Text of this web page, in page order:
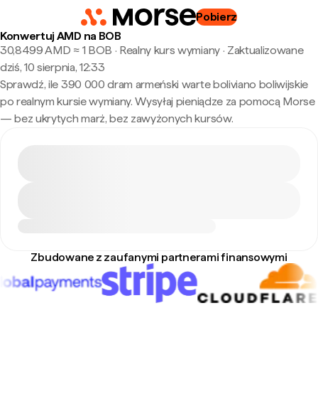
Pobierz
Konwertuj AMD na BOB
30,8499 AMD ≈ 1 BOB · Realny kurs wymiany· Zaktualizowane
dziś, 10 sierpnia, 12:33
Sprawdź, ile 390 000 dram armeński warte boliviano boliwijskie
po realnym kursie wymiany. Wysyłaj pieniądze za pomocą Morse
— bez ukrytych marż, bez zawyżonych kursów.
Zbudowane z zaufanymi partnerami finansowymi